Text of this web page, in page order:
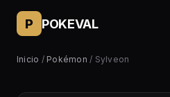
P POKEVAL
Inicio / Pokémon / Sylveon